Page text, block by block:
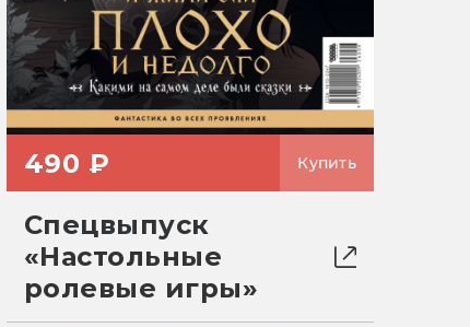
490 ₽ Купить
Спецвыпуск
«Настольные
ролевые игры»